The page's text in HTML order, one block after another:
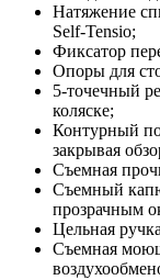
Натяжение
Self-Tensio;
Фиксатор
Опоры для
5-точечный
коляске;
Контурный
закрывая
Съемная
Съемный
прозрачным
Цельная
Съемная